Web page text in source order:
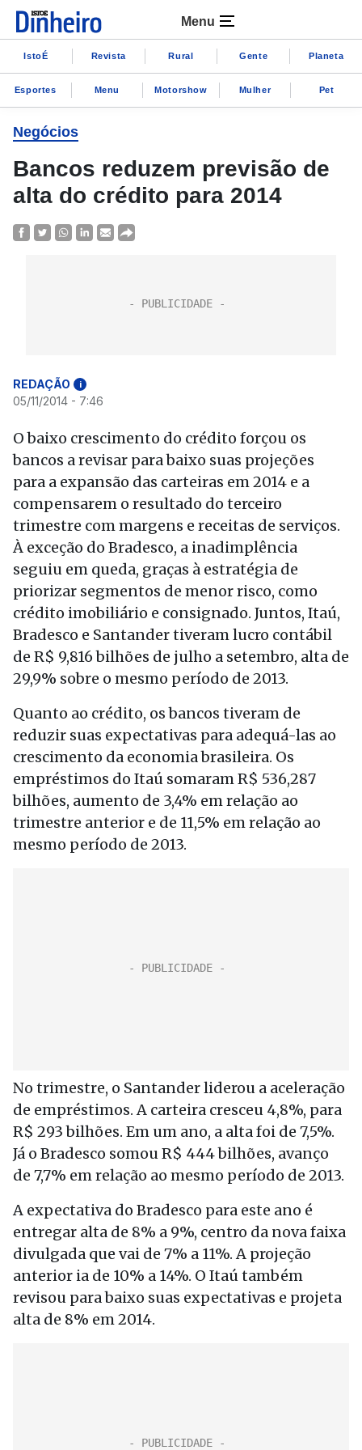
Menu
IstoÉ Revista Rural Gente Planeta
Esportes Menu Motorshow Mulher Pet
Negócios
Bancos reduzem previsão de
alta do crédito para 2014
REDAÇÃO i
05/11/2014 - 7:46
O baixo crescimento do crédito forçou os
bancos a revisar para baixo suas projeções
para a expansão das carteiras em 2014 e a
compensarem o resultado do terceiro
trimestre com margens e receitas de serviços.
À exceção do Bradesco, a inadimplência
seguiu em queda, graças à estratégia de
priorizar segmentos de menor risco, como
crédito imobiliário e consignado. Juntos, Itaú,
Bradesco e Santander tiveram lucro contábil
de R$ 9,816 bilhões de julho a setembro, alta de
29,9% sobre o mesmo período de 2013.
Quanto ao crédito, os bancos tiveram de
reduzir suas expectativas para adequá-las ao
crescimento da economia brasileira. Os
empréstimos do Itaú somaram R$ 536,287
bilhões, aumento de 3,4% em relação ao
trimestre anterior e de 11,5% em relação ao
mesmo período de 2013.
No trimestre, o Santander liderou a aceleração
de empréstimos. A carteira cresceu 4,8%, para
R$ 293 bilhões. Em um ano, a alta foi de 7,5%.
Já o Bradesco somou R$ 444 bilhões, avanço
de 7,7% em relação ao mesmo período de 2013.
A expectativa do Bradesco para este ano é
entregar alta de 8% a 9%, centro da nova faixa
divulgada que vai de 7% a 11%. A projeção
anterior ia de 10% a 14%. O Itaú também
revisou para baixo suas expectativas e projeta
alta de 8% em 2014.